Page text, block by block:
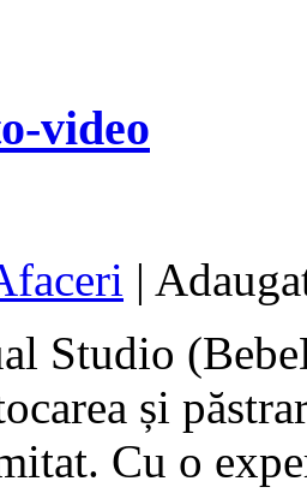
video
|
Studio
și
Cu o